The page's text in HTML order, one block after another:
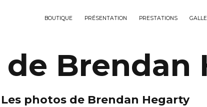
BOUTIQUE PRÉSENTATION PRESTATIONS
Brendan
Les photos de Brendan Hegarty